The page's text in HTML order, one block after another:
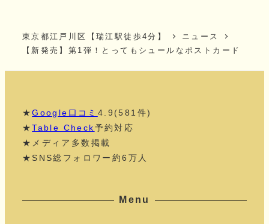
東京都江戸川区【瑞江駅徒歩4分】
ニュース
【新発売】第1弾！とってもシュールなポストカード
★Google口コミ 4.9(581件)
★Table Check予約対応
★メディア多数掲載
★SNS総フォロワー約6万人
Menu